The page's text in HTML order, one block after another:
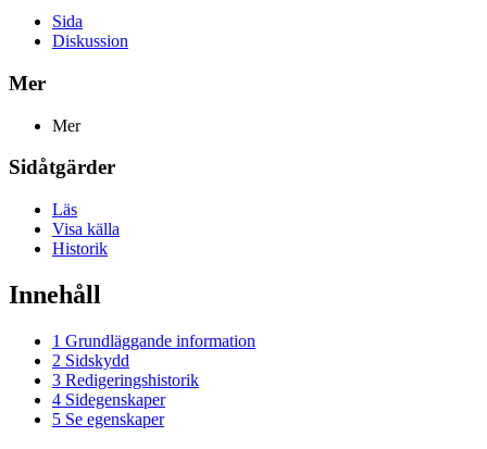
Sida
Diskussion
Mer
Mer
Sidåtgärder
Läs
Visa källa
Historik
Innehåll
1 Grundläggande information
2 Sidskydd
3 Redigeringshistorik
4 Sidegenskaper
5 Se egenskaper